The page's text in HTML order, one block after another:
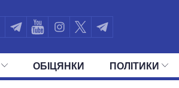
ОБIЦЯНКИ ПОЛIТИКИ